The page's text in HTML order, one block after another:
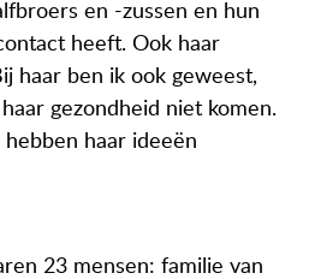
en -zussen en hun
heeft. Ook haar
haar ben ik ook geweest,
gezondheid niet komen.
haar ideeën
23 mensen: familie van